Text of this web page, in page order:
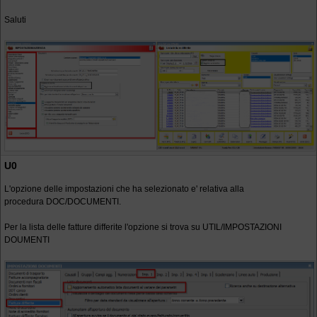
Saluti
U0
L'opzione delle impostazioni che ha selezionato e' relativa alla
procedura DOC/DOCUMENTI.
Per la lista delle fatture differite l'opzione si trova su UTIL/IMPOSTAZIONI
DOUMENTI